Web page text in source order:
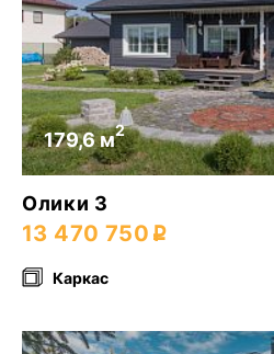
179,6 м2
Олики 3
13 470 750
Каркас